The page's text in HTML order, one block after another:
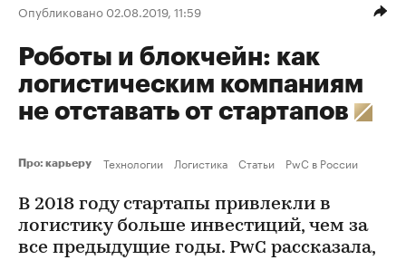
Опубликовано 02.08.2019, 11:59
Роботы и блокчейн: как
логистическим компаниям
не отставать от стартапов
Про: карьеру Технологии Логистика Статьи PwC в России
В 2018 году стартапы привлекли в
логистику больше инвестиций, чем за
все предыдущие годы. PwC рассказала,